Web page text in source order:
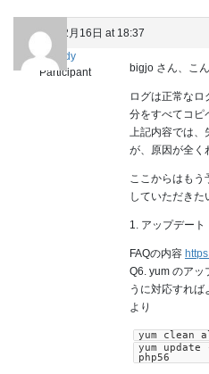
2021年12月16日 at 18:37
cloudy
Participant
bigjo さん、こん
ログは正常な
分をすべてコピ
上記内容では、
が、原因が全く
ここからはもう
していただきた
1. アップデート
FAQの内容
Q6. yum のアッ
うに対応すれば
より
yum clean
yum
php56